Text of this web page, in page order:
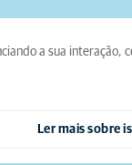
a sua
Ler mais sobre